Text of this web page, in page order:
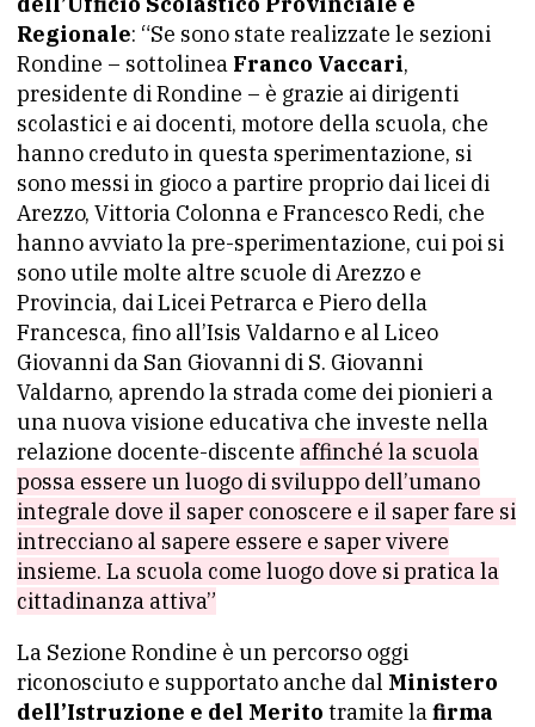
Regionale: “Se sono state realizzate le sezioni
Rondine – sottolinea Franco Vaccari,
presidente di Rondine – è grazie ai dirigenti
scolastici e ai docenti, motore della scuola, che
hanno creduto in questa sperimentazione, si
sono messi in gioco a partire proprio dai licei di
Arezzo, Vittoria Colonna e Francesco Redi, che
hanno avviato la pre-sperimentazione, cui poi si
sono utile molte altre scuole di Arezzo e
Provincia, dai Licei Petrarca e Piero della
Francesca, fino all’Isis Valdarno e al Liceo
Giovanni da San Giovanni di S. Giovanni
Valdarno, aprendo la strada come dei pionieri a
una nuova visione educativa che investe nella
relazione docente-discente affinché la scuola
possa essere un luogo di sviluppo dell’umano
integrale dove il saper conoscere e il saper fare si
intrecciano al sapere essere e saper vivere
insieme. La scuola come luogo dove si pratica la
cittadinanza attiva”
La Sezione Rondine è un percorso oggi
riconosciuto e supportato anche dal Ministero
dell’Istruzione e del Merito tramite lafirma